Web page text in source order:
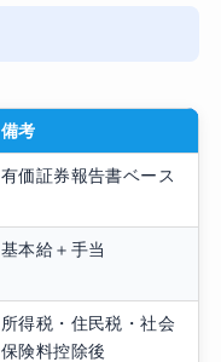
備考
有価証券報告書ベース
基本給＋手当
所得税・住民税・社会
保険料控除後